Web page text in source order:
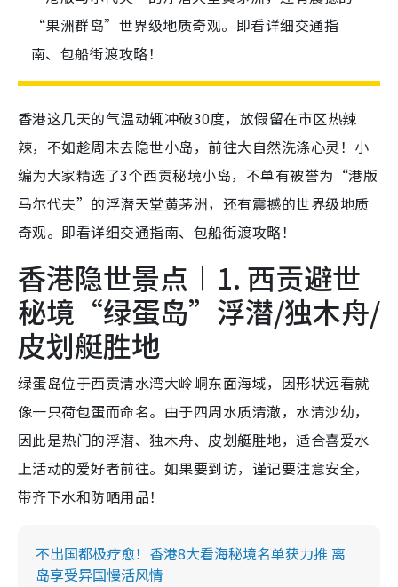
“果洲群岛”世界级地质奇观。即看详细交通指
南、包船街渡攻略！
香港这几天的气温动辄冲破30度，放假留在市区热辣
辣，不如趁周末去隐世小岛，前往大自然洗涤心灵！小
编为大家精选了3个西贡秘境小岛，不单有被誉为“港版
马尔代夫”的浮潜天堂黄茅洲，还有震撼的世界级地质
奇观。即看详细交通指南、包船街渡攻略！
香港隐世景点︱1. 西贡避世
秘境“绿蛋岛”浮潜/独木舟/
皮划艇胜地
绿蛋岛位于西贡清水湾大岭峒东面海域，因形状远看就
像一只荷包蛋而命名。由于四周水质清澈，水清沙幼，
因此是热门的浮潜、独木舟、皮划艇胜地，适合喜爱水
上活动的爱好者前往。如果要到访，谨记要注意安全，
带齐下水和防晒用品！
不出国都极疗愈！香港8大看海秘境名单获力推 离
岛享受异国慢活风情